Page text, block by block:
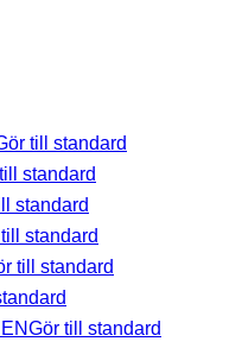
till standard
standard
standard
standard
till standard
Gör till standard